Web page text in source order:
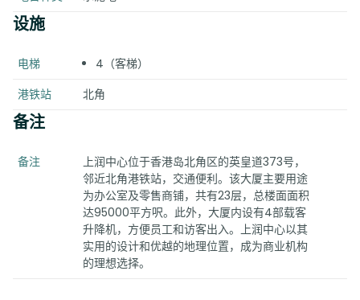
设施
电梯
4（客梯）
港铁站
北角
备注
备注
上润中心位于香港岛北角区的英皇道373号，
邻近北角港铁站，交通便利。该大厦主要用途
为办公室及零售商铺，共有23层，总楼面面积
达95000平方呎。此外，大厦内设有4部载客
升降机，方便员工和访客出入。上润中心以其
实用的设计和优越的地理位置，成为商业机构
的理想选择。